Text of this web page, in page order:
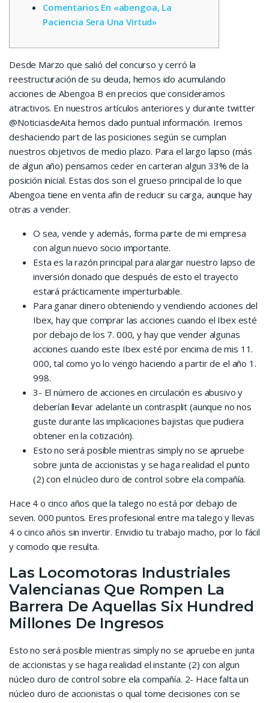
Comentarios En «abengoa, La
Paciencia Sera Una Virtud»
Desde Marzo que salió del concurso y cerró la
reestructuración de su deuda, hemos ido acumulando
acciones de Abengoa B en precios que consideramos
atractivos. En nuestros artículos anteriores y durante twitter
@NoticiasdeAita hemos dado puntual información. Iremos
deshaciendo part de las posiciones según se cumplan
nuestros objetivos de medio plazo. Para el largo lapso (más
de algun año) pensamos ceder en carteran algun 33% de la
posición inicial. Estas dos son el grueso principal de lo que
Abengoa tiene en venta afin de reducir su carga, aunque hay
otras a vender.
O sea, vende y además, forma parte de mi empresa
con algun nuevo socio importante.
Esta es la razón principal para alargar nuestro lapso de
inversión donado que después de esto el trayecto
estará prácticamente imperturbable.
Para ganar dinero obteniendo y vendiendo acciones del
Ibex, hay que comprar las acciones cuando el Ibex esté
por debajo de los 7. 000, y hay que vender algunas
acciones cuando este Ibex esté por encima de mis 11.
000, tal como yo lo vengo haciendo a partir de el año 1.
998.
3- El número de acciones en circulación es abusivo y
deberían llevar adelante un contrasplit (aunque no nos
guste durante las implicaciones bajistas que pudiera
obtener en la cotización).
Esto no será posible mientras simply no se apruebe
sobre junta de accionistas y se haga realidad el punto
(2) con el núcleo duro de control sobre ela compañía.
Hace 4 o cinco años que la talego no está por debajo de
seven. 000 puntos. Eres profesional entre ma talego y llevas
4 o cinco años sin invertir. Envidio tu trabajo macho, por lo fácil
y comodo que resulta.
Las Locomotoras Industriales
Valencianas Que Rompen La
Barrera De Aquellas Six Hundred
Millones De Ingresos
Esto no será posible mientras simply no se apruebe en junta
de accionistas y se haga realidad el instante (2) con algun
núcleo duro de control sobre ela compañía. 2- Hace falta un
núcleo duro de accionistas o qual tome decisiones con se